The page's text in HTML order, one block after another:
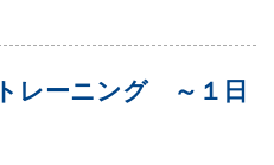
レーニング ～１日